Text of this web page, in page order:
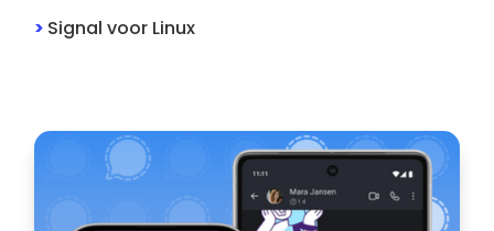
> Signalvoor Linux